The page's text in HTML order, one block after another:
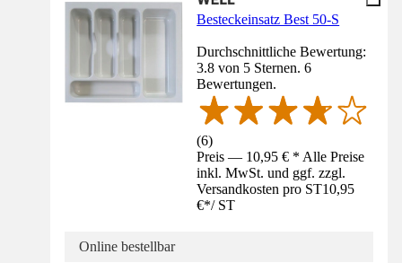
Besteckeinsatz Best 50-S
Durchschnittliche Bewertung:
3.8 von 5 Sternen. 6
Bewertungen.
(6)
Preis — 10,95 € * Alle Preise
inkl. MwSt. und ggf. zzgl.
Versandkosten pro ST10,95
€*/ ST
Online bestellbar